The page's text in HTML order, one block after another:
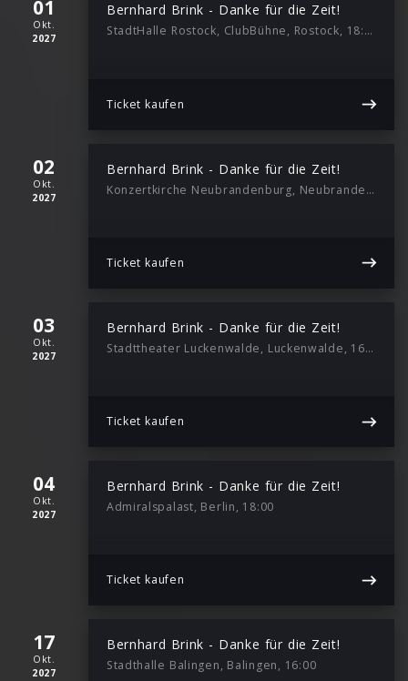
01
Okt.
2027
Bernhard Brink - Danke für die Zeit!
StadtHalle Rostock, ClubBühne, Rostock, 18:00
Ticket kaufen
02
Okt.
2027
Bernhard Brink - Danke für die Zeit!
Konzertkirche Neubrandenburg, Neubrandenburg, 18:00
Ticket kaufen
03
Okt.
2027
Bernhard Brink - Danke für die Zeit!
Stadttheater Luckenwalde, Luckenwalde, 16:00
Ticket kaufen
04
Okt.
2027
Bernhard Brink - Danke für die Zeit!
Admiralspalast, Berlin, 18:00
Ticket kaufen
17
Okt.
2027
Bernhard Brink - Danke für die Zeit!
Stadthalle Balingen, Balingen, 16:00